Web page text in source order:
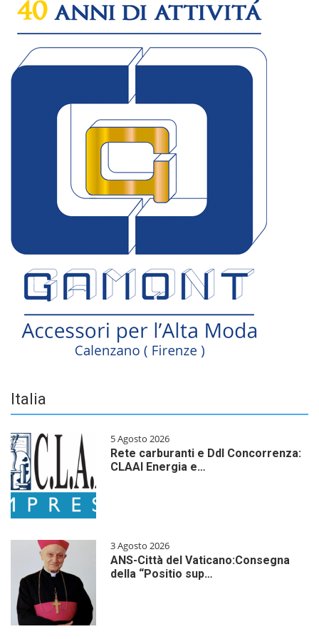
Italia
5 Agosto 2026
Rete carburanti e Ddl Concorrenza:
CLAAI Energia e…
3 Agosto 2026
ANS-Città del Vaticano:Consegna
della “Positio sup…